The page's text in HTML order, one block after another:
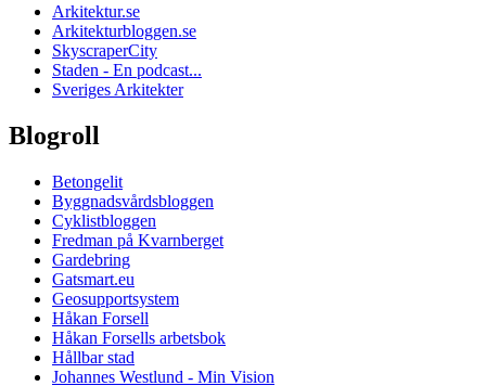
Arkitektur.se
Arkitekturbloggen.se
SkyscraperCity
Staden - En podcast...
Sveriges Arkitekter
Blogroll
Betongelit
Byggnadsvårdsbloggen
Cyklistbloggen
Fredman på Kvarnberget
Gardebring
Gatsmart.eu
Geosupportsystem
Håkan Forsell
Håkan Forsells arbetsbok
Hållbar stad
Johannes Westlund - Min Vision